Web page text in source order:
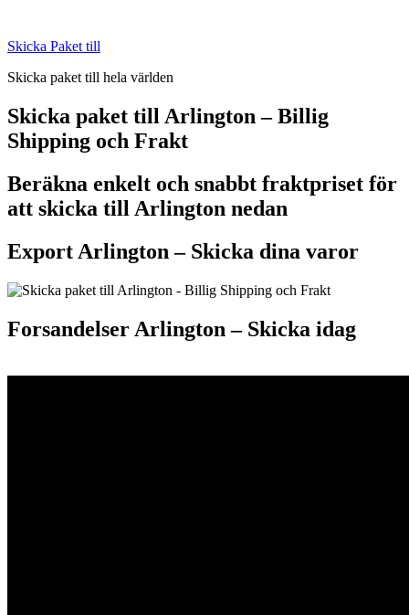
content
Skicka Paket till
Skicka paket till hela världen
Skicka paket till Arlington – Billig
Shipping och Frakt
Beräkna enkelt och snabbt fraktpriset för
att skicka till Arlington nedan
Export Arlington – Skicka dina varor
Forsandelser Arlington – Skicka idag